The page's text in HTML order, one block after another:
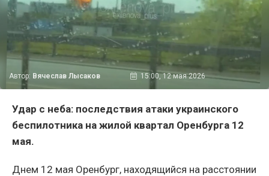
Автор: Вячеслав Лысаков 15:00, 12 мая 2026
Удар с неба: последствия атаки украинского
беспилотника на жилой квартал Оренбурга 12
мая.
Днем 12 мая Оренбург, находящийся на расстоянии